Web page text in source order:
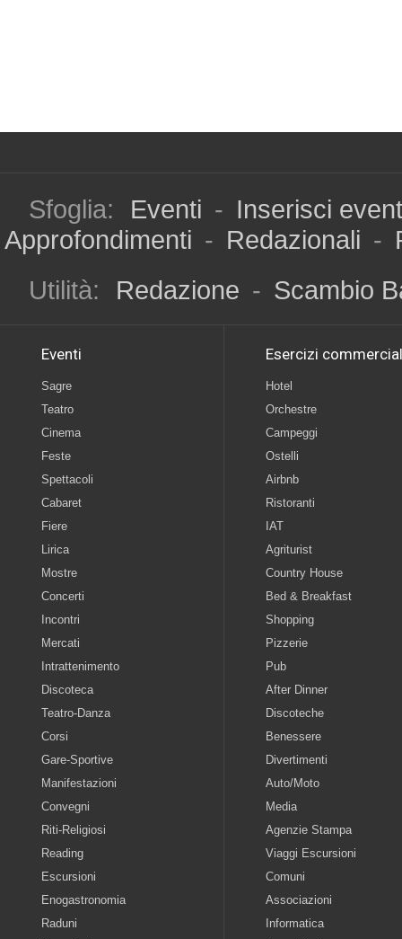
Sfoglia: Eventi - Inserisci
Approfondimenti - Redazionali -
Utilità:
Redazione - Scambio
Eventi
Sagre
Teatro
Cinema
Feste
Spettacoli
Cabaret
Fiere
Lirica
Mostre
Concerti
Incontri
Mercati
Intrattenimento
Discoteca
Teatro-Danza
Corsi
Gare-Sportive
Manifestazioni
Convegni
Riti-Religiosi
Reading
Escursioni
Enogastronomia
Raduni
Esercizi
Hotel
Orchestre
Campeggi
Ostelli
Airbnb
Ristoranti
IAT
Agriturist
Country House
Bed & Breakfast
Shopping
Pizzerie
Pub
After Dinner
Discoteche
Benessere
Divertimenti
Auto/Moto
Media
Agenzie Stampa
Viaggi Escursioni
Comuni
Associazioni
Informatica